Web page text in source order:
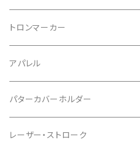
トロンマーカー
パッケージ
ポケットタイプ
マグネットタイプ
アパレル
Tシャツ
パターカバーホルダー
レーザー・ストローク